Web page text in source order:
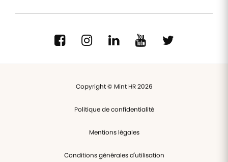
Copyright © Mint HR 2026
Politique de confidentialité
Mentions légales
Conditions générales d'utilisation